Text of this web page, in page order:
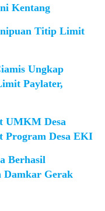
Kentang
Titip Limit
Ungkap
Paylater,
UMKM Desa
Program Desa EKI
Berhasil
Damkar Gerak